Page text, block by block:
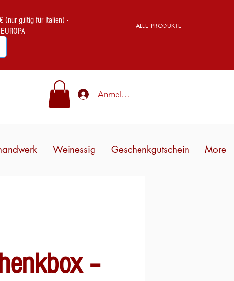
(nur gültig für Italien) -
ALLE PRODUKTE
Anmelden
Weinessig Geschenkgutschein More
–